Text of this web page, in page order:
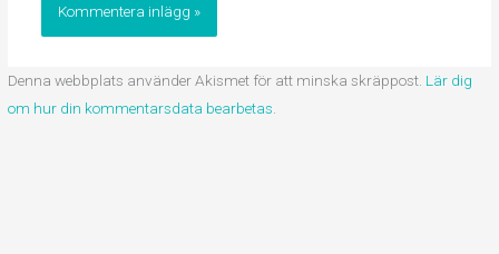
Denna webbplats använder Akismet för att minska skräppost. Lär dig
om hur din kommentarsdata bearbetas.